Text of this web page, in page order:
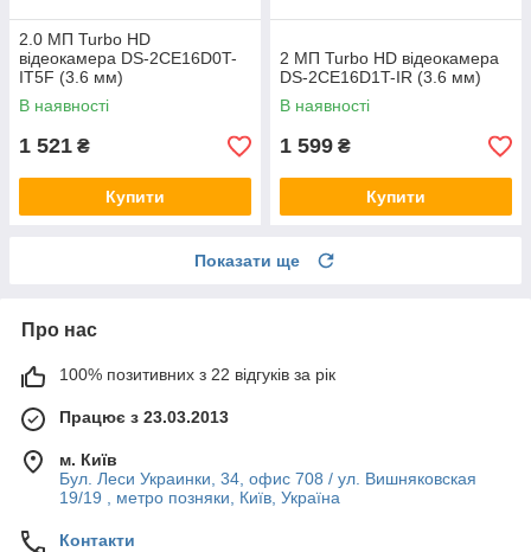
2.0 МП Turbo HD
відеокамера DS-2CE16D0T-
IT5F (3.6 мм)
В наявності
1 521 ₴
Купити
2 МП Turbo HD відеокамера
DS-2CE16D1T-IR (3.6 мм)
В наявності
1 599 ₴
Купити
Показати ще
Про нас
100% позитивних з 22 відгуків за рік
Працює з 23.03.2013
м. Київ
Бул. Леси Украинки, 34, офис 708 / ул. Вишняковская
19/19 , метро позняки, Київ, Україна
Контакти